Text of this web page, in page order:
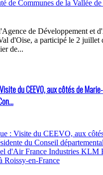
de Développement et
d'Oise, a participé le 2 juillet
de...
du CEEVO, aux côtés de